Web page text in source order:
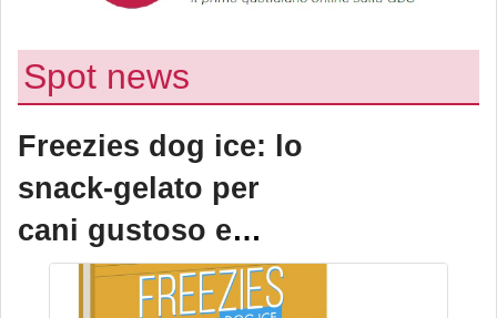
Spot news
Freezies dog ice: lo
snack-gelato per
cani gustoso e
rinfrescante